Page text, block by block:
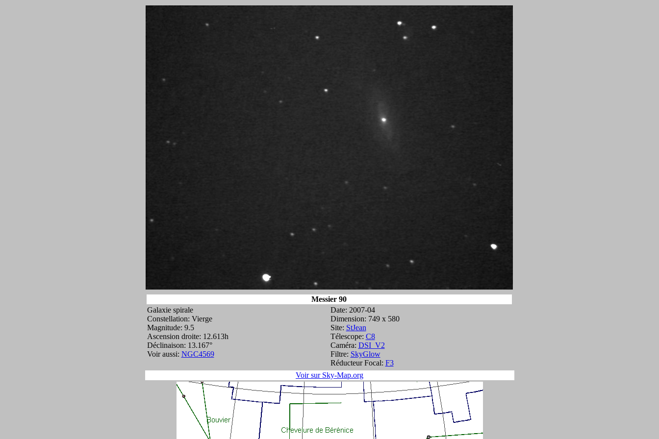
Messier 90
Galaxie spirale
Constellation: Vierge
Magnitude: 9.5
Ascension droite: 12.613h
Déclinaison: 13.167°
Voir aussi: NGC4569
Date: 2007-04
Dimension: 749 x 580
Site: StJean
Télescope: C8
Caméra: DSI_V2
Filtre: SkyGlow
Réducteur Focal: F3
Voir sur Sky-Map.org